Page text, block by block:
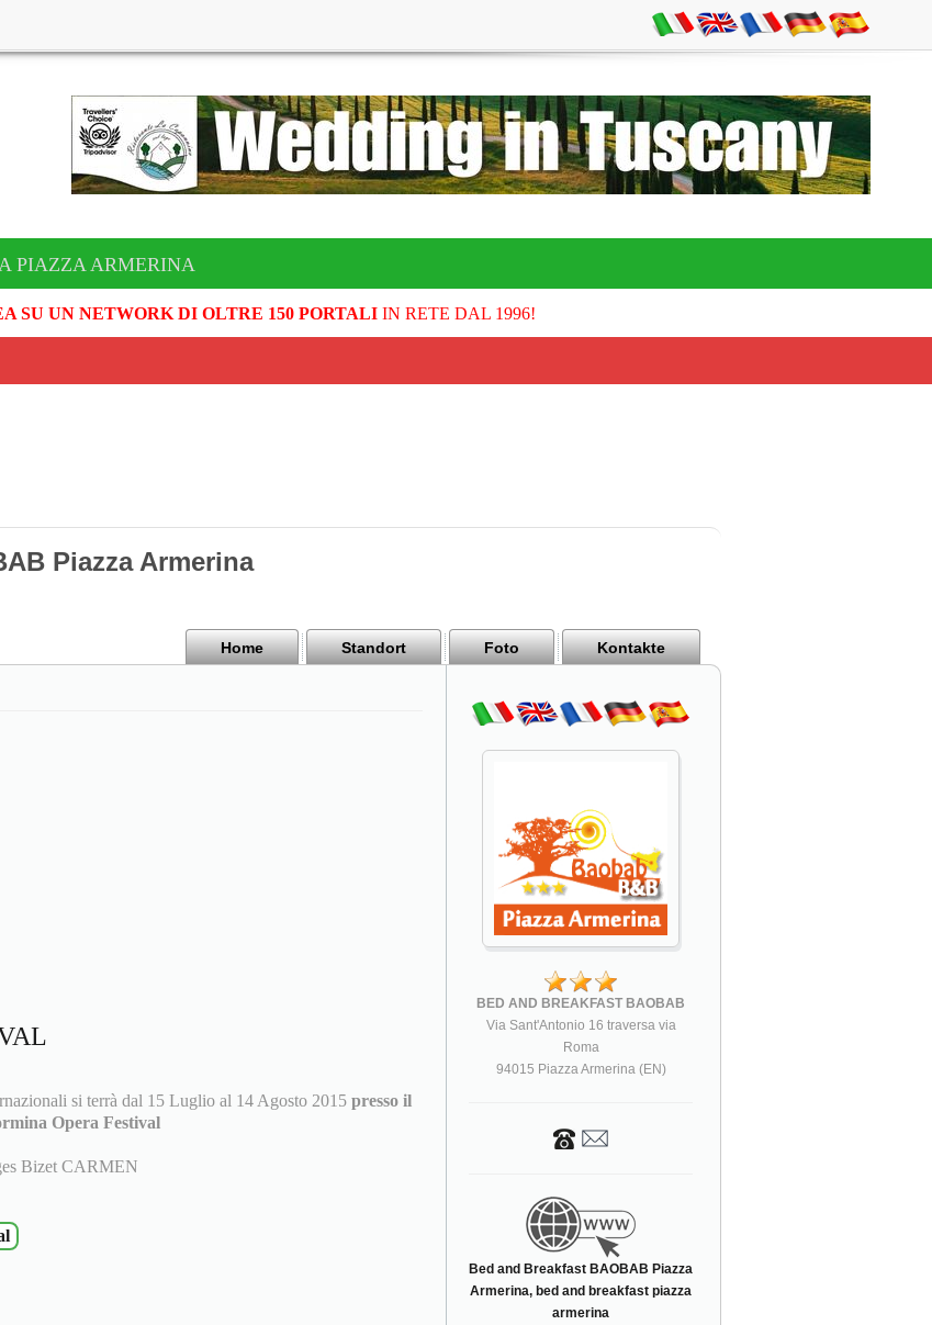
PIAZZA ARMERINA
SU UN NETWORK DI OLTRE 150 PORTALIIN RETE DAL 1996!
Piazza Armerina
Home Standort Foto Kontakte
si terrà dal 15 Luglio al 14 Agosto 2015 presso il
Opera Festival
Bizet CARMEN
BED AND BREAKFAST BAOBAB
Via Sant'Antonio 16 traversa via
Roma
94015 Piazza Armerina (EN)
Bed and Breakfast BAOBAB Piazza
Armerina, bed and breakfast piazza
armerina